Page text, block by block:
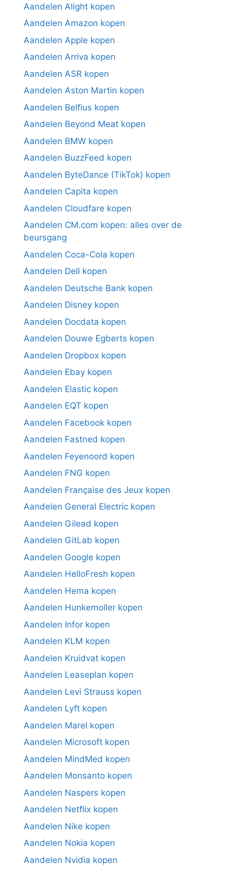
Aandelen Alight kopen
Aandelen Amazon kopen
Aandelen Apple kopen
Aandelen Arriva kopen
Aandelen ASR kopen
Aandelen Aston Martin kopen
Aandelen Belfius kopen
Aandelen Beyond Meat kopen
Aandelen BMW kopen
Aandelen BuzzFeed kopen
Aandelen ByteDance (TikTok) kopen
Aandelen Capita kopen
Aandelen Cloudfare kopen
Aandelen CM.com kopen: alles over de
beursgang
Aandelen Coca-Cola kopen
Aandelen Dell kopen
Aandelen Deutsche Bank kopen
Aandelen Disney kopen
Aandelen Docdata kopen
Aandelen Douwe Egberts kopen
Aandelen Dropbox kopen
Aandelen Ebay kopen
Aandelen Elastic kopen
Aandelen EQT kopen
Aandelen Facebook kopen
Aandelen Fastned kopen
Aandelen Feyenoord kopen
Aandelen FNG kopen
Aandelen Française des Jeux kopen
Aandelen General Electric kopen
Aandelen Gilead kopen
Aandelen GitLab kopen
Aandelen Google kopen
Aandelen HelloFresh kopen
Aandelen Hema kopen
Aandelen Hunkemoller kopen
Aandelen Infor kopen
Aandelen KLM kopen
Aandelen Kruidvat kopen
Aandelen Leaseplan kopen
Aandelen Levi Strauss kopen
Aandelen Lyft kopen
Aandelen Marel kopen
Aandelen Microsoft kopen
Aandelen MindMed kopen
Aandelen Monsanto kopen
Aandelen Naspers kopen
Aandelen Netflix kopen
Aandelen Nike kopen
Aandelen Nokia kopen
Aandelen Nvidia kopen